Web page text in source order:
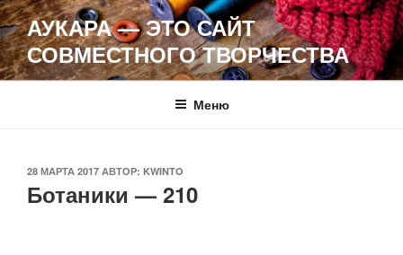
Перейти
к
содержимому
АУКАРА — ЭТО САЙТ
СОВМЕСТНОГО ТВОРЧЕСТВА
Меню
ОПУБЛИКОВАНО
28 МАРТА 2017 АВТОР: KWINTO
Ботаники — 210